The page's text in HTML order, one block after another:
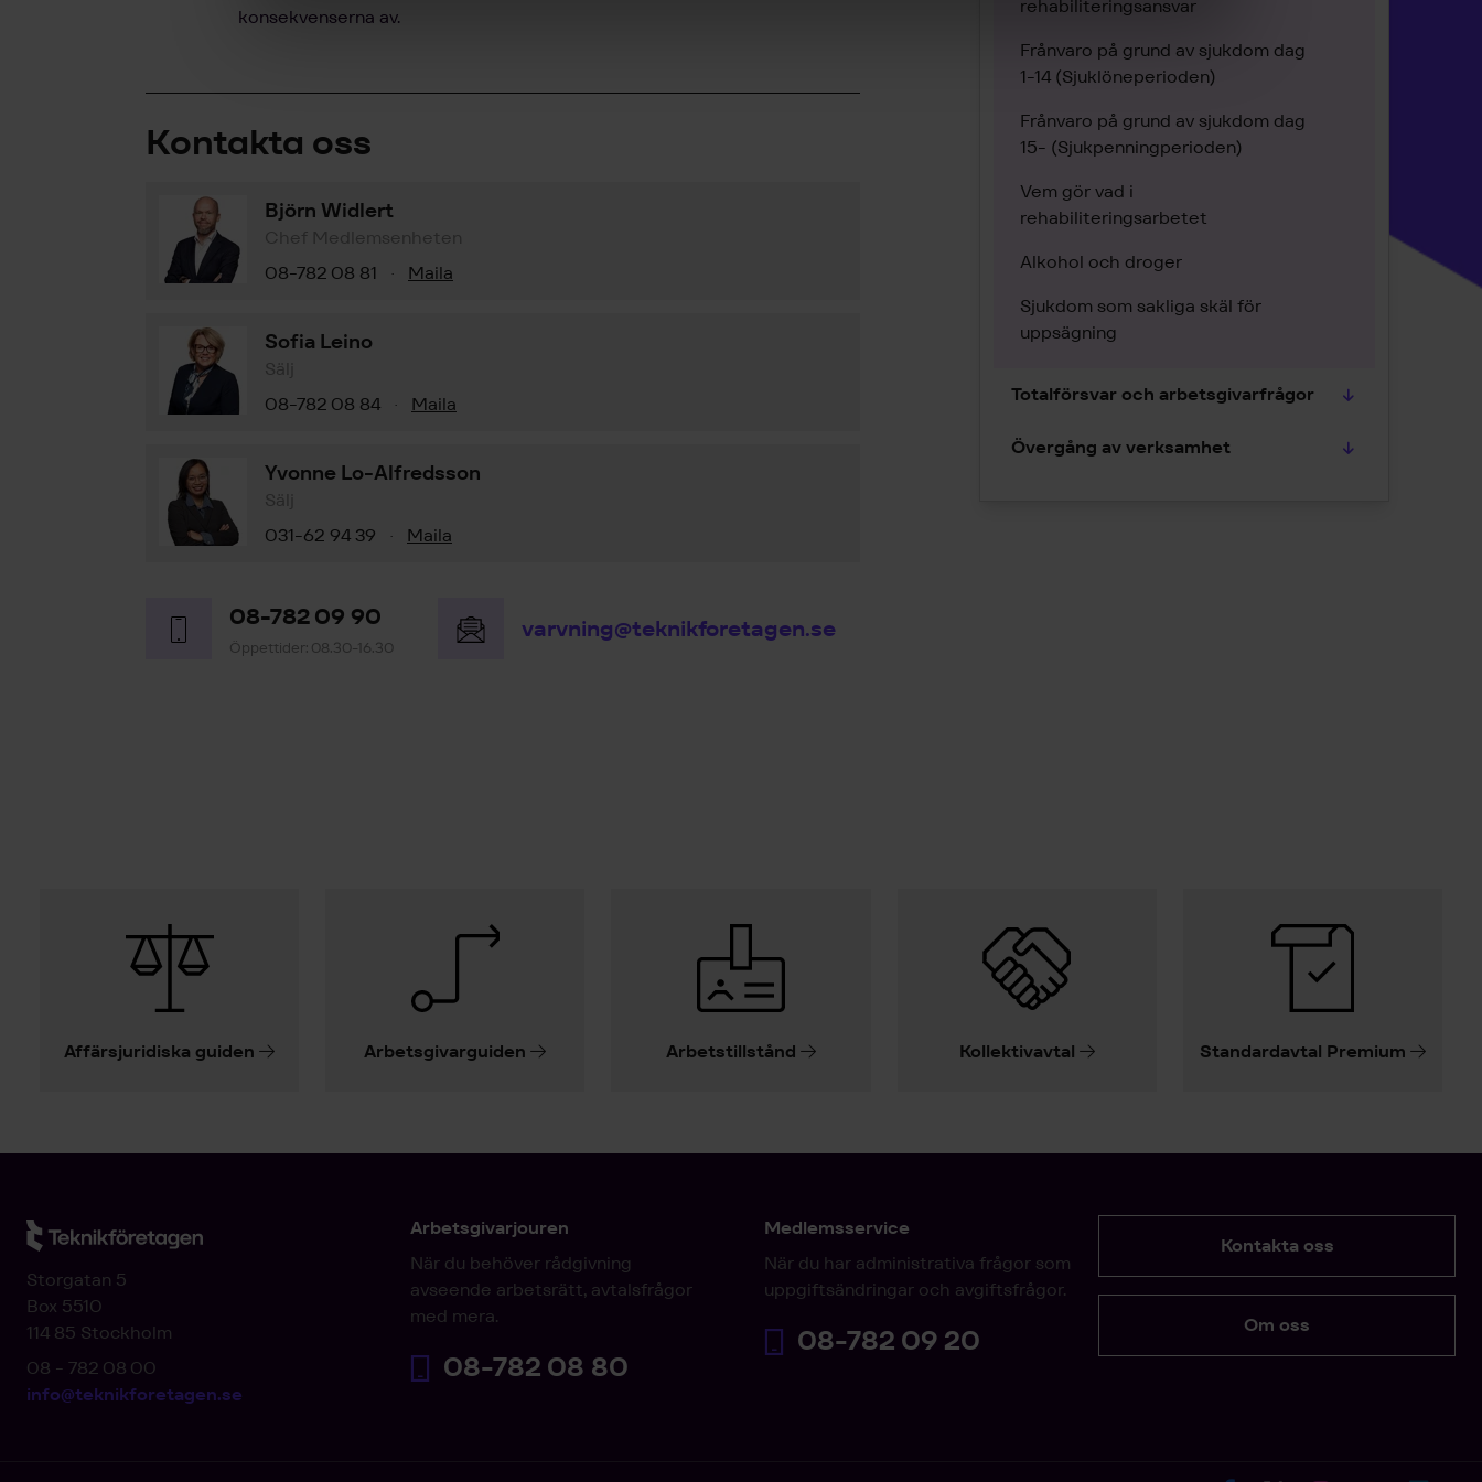
konsekvenserna av.
Kontakta oss
Björn Widlert
Chef Medlemsenheten
08-782 08 81
· Maila
Sofia Leino
Sälj
08-782 08 84
· Maila
Yvonne Lo-Alfredsson
Sälj
031-62 94 39
· Maila
08-782 09 90
Öppettider: 08.30-16.30
varvning@teknikforetagen.se
rehabiliteringsansvar
Frånvaro på grund av sjukdom dag
1-14 (Sjuklöneperioden)
Frånvaro på grund av sjukdom dag
15- (Sjukpenningperioden)
Vem gör vad i
rehabiliteringsarbetet
Alkohol och droger
Sjukdom som sakliga skäl för
uppsägning
Totalförsvar och arbetsgivarfrågor
Övergång av verksamhet
Affärsjuridiska guiden Arbetsgivarguiden Arbetstillstånd Kollektivavtal Standardavtal Premium
Storgatan 5
Box 5510
114 85 Stockholm
08 - 782 08 00
info@teknikforetagen.se
Arbetsgivarjouren
När du behöver rådgivning
avseende arbetsrätt, avtalsfrågor
med mera.
08-782 08 80
Medlemsservice
När du har administrativa frågor som
uppgiftsändringar och avgiftsfrågor.
08-782 09 20
Kontakta oss
Om oss